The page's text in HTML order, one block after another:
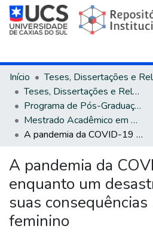
Início
Teses, Dissertações e Relatórios defendidos na UCS
Programa de Pós-Graduação em Direito
Mestrado Acadêmico em Direito
A pandemia da COVID-19 enquanto um desastre biológico e suas consequências sobre o gênero feminino
A pandemia da
enquanto um
suas
feminino